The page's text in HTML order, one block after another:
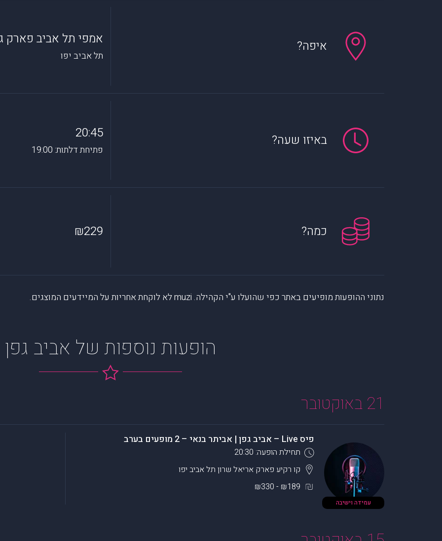
איפה? אמפי תל אביב פארק
תל אביב יפו
באיזו שעה? 20:45
פתיחת דלתות: 19:00
כמה? ₪229
נתוני ההופעות מופיעים באתר כפי שהועלו ע"י הקהילה. muzi לא לוקחת אחריות על המיידעים המוצגים.
הופעות נוספות של אביב גפן
21 באוקטובר
עמידה וישיבה
פיס Live – אביב גפן | אביתר בנאי – 2 מופעים בערב
תחילת הופעה: 20:30
קו רקיע פארק אריאל שרון תל אביב יפו
₪189 - ₪330